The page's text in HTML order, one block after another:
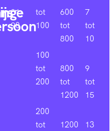
81-
90
tot
100
100
tot
200
200
tot
600
tot
800
800
tot
1200
1200
7
tot
10
9
tot
15
13